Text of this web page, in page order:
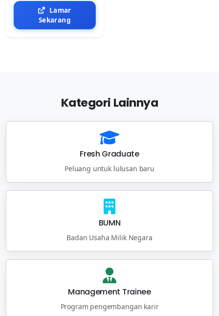
Lamar
Sekarang
Kategori Lainnya
Fresh Graduate
Peluang untuk lulusan baru
BUMN
Badan Usaha Milik Negara
Management Trainee
Program pengembangan karir